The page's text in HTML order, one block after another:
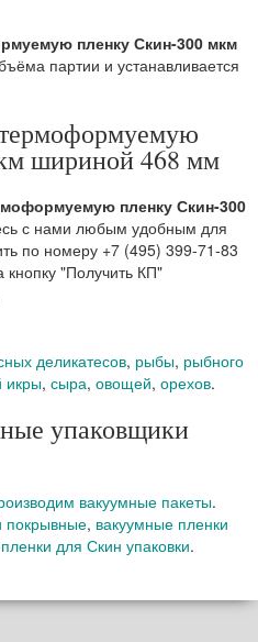
пленку Скин-300 мкм
партии и устанавливается
шириной 468 мм
пленку Скин-300
с нами любым удобным для
по номеру +7 (495) 399-71-83
кнопку "Получить КП"
деликатесов, рыбы, рыбного
икры, сыра, овощей, орехов.
упаковщики
вакуумные пакеты.
покрывные, вакуумные пленки
для Скин упаковки.